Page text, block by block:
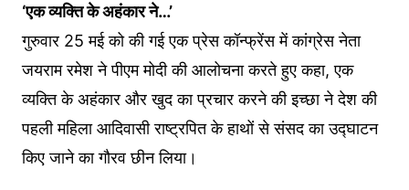
‘एक व्यक्ति के अहंकार ने…’
गुरुवार 25 मई को की गई एक प्रेस कॉन्फ्रेंस में कांग्रेस नेता
जयराम रमेश ने पीएम मोदी की आलोचना करते हुए कहा, एक
व्यक्ति के अहंकार और खुद का प्रचार करने की इच्छा ने देश की
पहली महिला आदिवासी राष्ट्रपित के हाथों से संसद का उद्घाटन
किए जाने का गौरव छीन लिया।